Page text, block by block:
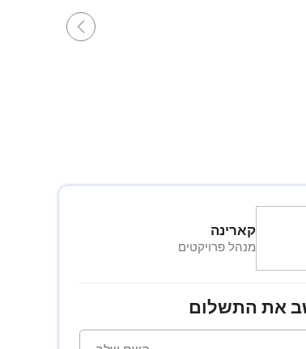
קארינה
מנהל פרויקטים
את התשלום